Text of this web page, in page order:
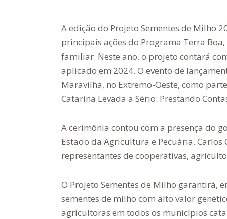
A edição do Projeto Sementes de Milho
principais ações do Programa Terra
familiar. Neste ano, o projeto contará
aplicado em 2024. O evento de
Maravilha, no Extremo-Oeste, como
Catarina Levada a Sério: Prestando
A cerimônia contou com a presença do
Estado da Agricultura e Pecuária,
representantes de cooperativas,
O Projeto Sementes de Milho garantirá,
sementes de milho com alto valor
agricultoras em todos os municípios